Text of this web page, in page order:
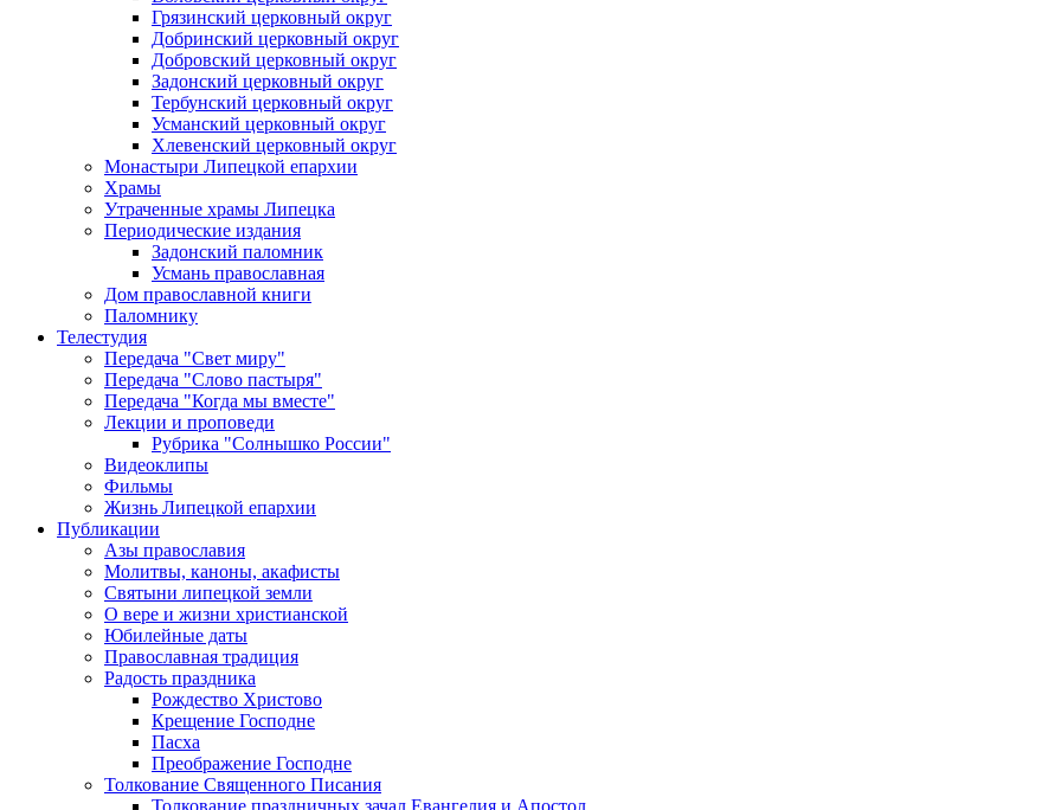
Грязинский церковный округ
Добринский церковный округ
Добровский церковный округ
Задонский церковный округ
Тербунский церковный округ
Усманский церковный округ
Хлевенский церковный округ
Монастыри Липецкой епархии
Храмы
Утраченные храмы Липецка
Периодические издания
Задонский паломник
Усмань православная
Дом православной книги
Паломнику
Телестудия
Передача "Свет миру"
Передача "Слово пастыря"
Передача "Когда мы вместе"
Лекции и проповеди
Рубрика "Солнышко России"
Видеоклипы
Фильмы
Жизнь Липецкой епархии
Публикации
Азы православия
Молитвы, каноны, акафисты
Святыни липецкой земли
О вере и жизни христианской
Юбилейные даты
Православная традиция
Радость праздника
Рождество Христово
Крещение Господне
Пасха
Преображение Господне
Толкование Священного Писания
Толкование праздничных зачал Евангелия и Апостол